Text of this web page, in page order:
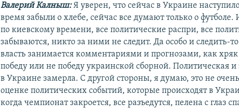
Валерий Калныш:Я уверен, что сейчас в Украине
время забыли о хлебе, сейчас все думают только о футболе.
по киевскому времени, все политические распри, все
забываются, никто за ними не следит. Да особо и следить-
власть занимается комментариями и прогнозами, как
победу или не победу украинской сборной. Политическая
в Украине замерла. С другой стороны, я думаю, это не
оценке политических событий, которые происходят в
когда чемпионат закроется, все разъедутся, пелена с глаз